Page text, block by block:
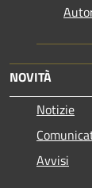
NOVITÀ
Notizie
Avvisi